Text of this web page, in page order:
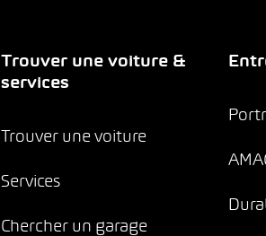
Trouver une voiture &
services
Trouver une voiture
Services
Chercher un garage